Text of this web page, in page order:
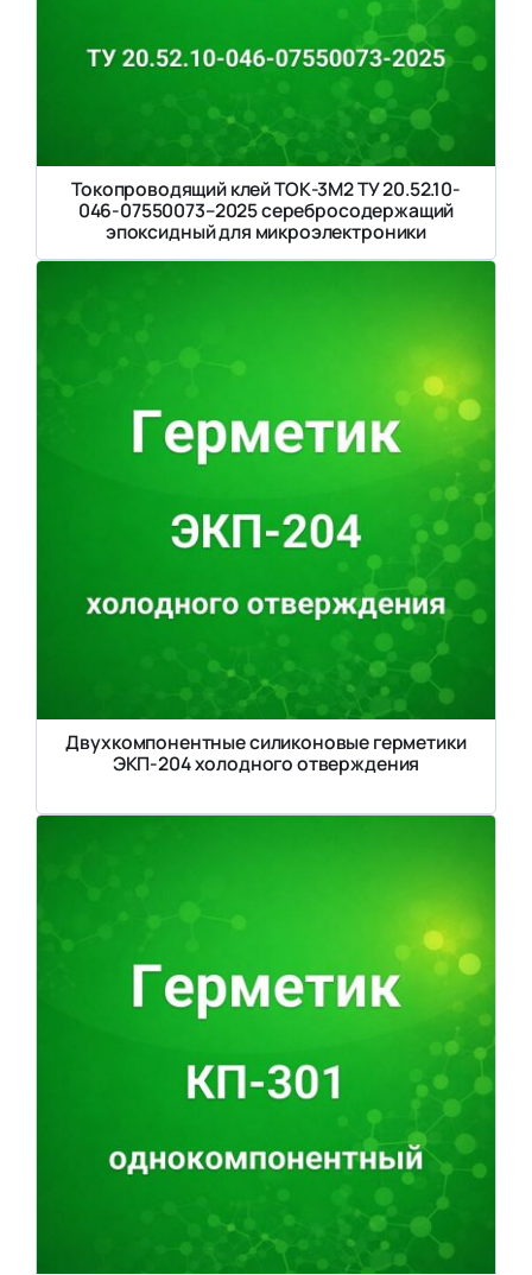
Токопроводящий клей ТОК-3М2 ТУ 20.52.10-
046-07550073–2025 серебросодержащий
эпоксидный для микроэлектроники
Двухкомпонентные силиконовые герметики
ЭКП-204 холодного отверждения